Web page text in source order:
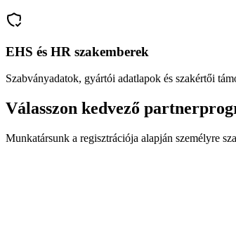
EHS és HR szakemberek
Szabványadatok, gyártói adatlapok és szakértői
Válasszon kedvező
Munkatársunk a regisztrációja alapján személyre